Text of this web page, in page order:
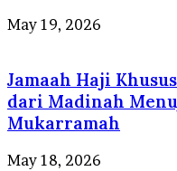
May 19, 2026
Jamaah Haji
dari Madinah
Mukarramah
May 18, 2026